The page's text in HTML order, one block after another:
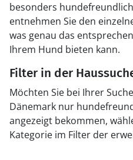
besonders
entnehmen Sie den
was genau das
Ihrem Hund bieten kann.
Filter in der
Möchten Sie bei Ihrer
Dänemark nur
angezeigt bekommen,
Kategorie im Filter der